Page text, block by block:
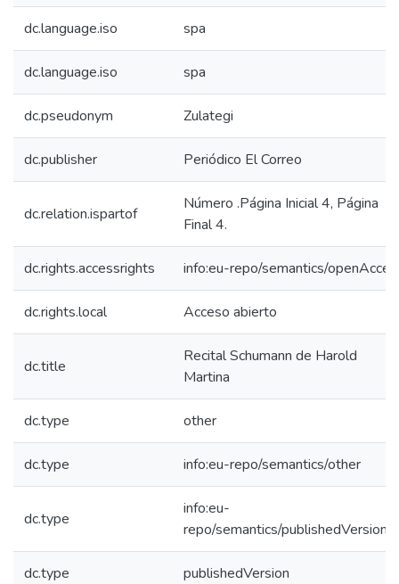
dc.language.iso spa
dc.language.iso spa
dc.pseudonym Zulategi
dc.publisher Periódico El Correo
dc.relation.ispartof
Número .Página Inicial 4, Página
Final 4.
dc.rights.accessrights info:eu-repo/semantics/
dc.rights.local Acceso abierto
dc.title
Recital Schumann de Harold
Martina
dc.type other
dc.type info:eu-repo/semantics/other
dc.type
info:eu-
repo/semantics/publishedVersion
dc.type publishedVersion